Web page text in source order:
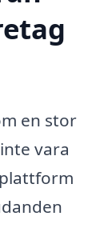
en stor
vara